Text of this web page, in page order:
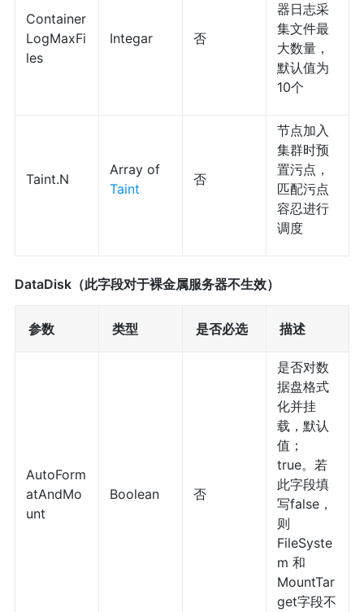
Container
LogMaxFi
les
Integar 否
器日志采
集文件最
大数量，
默认值为
10个
Taint.N
Array of
Taint
否
节点加入
集群时预
置污点，
匹配污点
容忍进行
调度
DataDisk（此字段对于裸金属服务器不生效）
参数 类型 是否必选 描述
AutoForm
atAndMo
unt
Boolean 否
是否对数
据盘格式
化并挂
载，默认
值；
true。若
此字段填
写false，
则
FileSyste
m 和
MountTar
get字段不